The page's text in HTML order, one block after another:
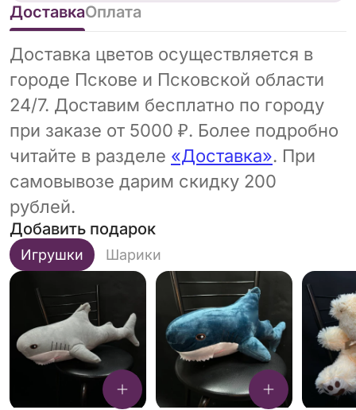
объектом, способным привнести в
пространство нотку креативности и
праздничных мероприятий, создания стильных
флористических композиций или в качестве
оригинального подарка, который точно не
оставит равнодушным. Эта необычная
хризантема словно рассказывает свою
собственную историю — о лёгкости,
мечтательности и красоте, скрытой в простых
ДоставкаОплата
Доставка цветов осуществляется в
городе Пскове и Псковской области
24/7. Доставим бесплатно по городу
при заказе от 5000 ₽. Более подробно
читайте в разделе «Доставка». При
самовывозе дарим скидку 200
рублей.
Добавить подарок
Игрушки Шарики